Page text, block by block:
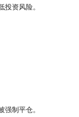
资风险。
制平仓。